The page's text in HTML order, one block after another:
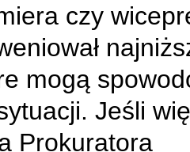
czy
mogą
Jeśli
Prokuratora